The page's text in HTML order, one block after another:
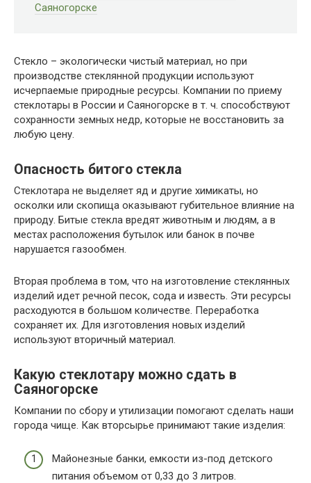
Саяногорске
Стекло – экологически чистый материал, но при
производстве стеклянной продукции используют
исчерпаемые природные ресурсы. Компании по приему
стеклотары в России и Саяногорске в т. ч. способствуют
сохранности земных недр, которые не восстановить за
любую цену.
Опасность битого стекла
Стеклотара не выделяет яд и другие химикаты, но
осколки или скопища оказывают губительное влияние на
природу. Битые стекла вредят животным и людям, а в
местах расположения бутылок или банок в почве
нарушается газообмен.
Вторая проблема в том, что на изготовление стеклянных
изделий идет речной песок, сода и известь. Эти ресурсы
расходуются в большом количестве. Переработка
сохраняет их. Для изготовления новых изделий
используют вторичный материал.
Какую стеклотару можно сдать в
Саяногорске
Компании по сбору и утилизации помогают сделать наши
города чище. Как вторсырье принимают такие изделия:
Майонезные банки, емкости из-под детского
питания объемом от 0,33 до 3 литров.